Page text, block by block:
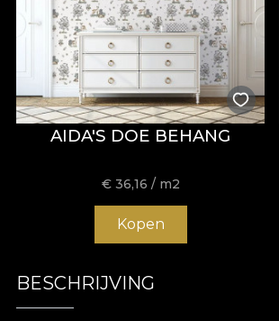
AIDA'S DOE BEHANG
€ 36,16 / m2
Kopen
BESCHRIJVING